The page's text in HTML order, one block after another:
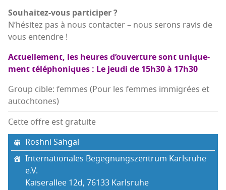
Sou­hai­tez-vous participer ?
N’hé­si­tez pas à nous contac­ter – nous serons ravis de
vous entendre !
Actuel­le­ment, les heures d’ou­ver­ture sont uni­que­
ment télé­pho­niques : Le jeu­di de 15h30 à 17h30
Group cible: femmes (Pour les femmes immigrées et
autochtones)
Cette offre est gratuite
Rosh­ni Sahgal
Inter­na­tio­nales Bege­gnung­szen­trum Karls­ruhe
e.V.
Kai­se­ral­lee 12d, 76133 Karls­ruhe